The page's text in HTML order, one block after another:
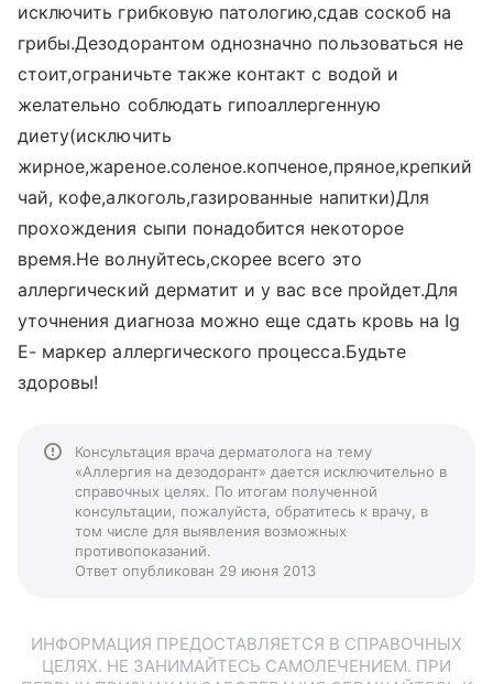
исключить грибковую патологию,сдав соскоб на
грибы.Дезодорантом однозначно пользоваться не
стоит,ограничьте также контакт с водой и
желательно соблюдать гипоаллергенную
диету(исключить
жирное,жареное.соленое.копченое,пряное,крепкий
чай, кофе,алкоголь,газированные напитки)Для
прохождения сыпи понадобится некоторое
время.Не волнуйтесь,скорее всего это
аллергический дерматит и у вас все пройдет.Для
уточнения диагноза можно еще сдать кровь на Ig
E- маркер аллергического процесса.Будьте
здоровы!
Консультация врача дерматолога на тему
«Аллергия на дезодорант» дается исключительно в
справочных целях. По итогам полученной
консультации, пожалуйста, обратитесь к врачу, в
том числе для выявления возможных
противопоказаний.
Ответ опубликован 29 июня 2013
ИНФОРМАЦИЯ ПРЕДОСТАВЛЯЕТСЯ В СПРАВОЧНЫХ
ЦЕЛЯХ. НЕ ЗАНИМАЙТЕСЬ САМОЛЕЧЕНИЕМ. ПРИ